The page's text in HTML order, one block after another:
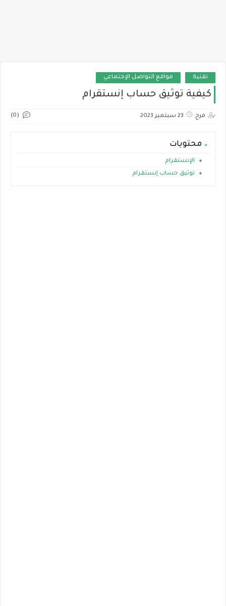
تقنية مواقع التواصل الإجتماعي
كيفية توثيق حساب إنستقرام
فرح 23 سبتمبر 2023 (0)
محتويات
الإنستقرام
توثيق حساب إنستقرام